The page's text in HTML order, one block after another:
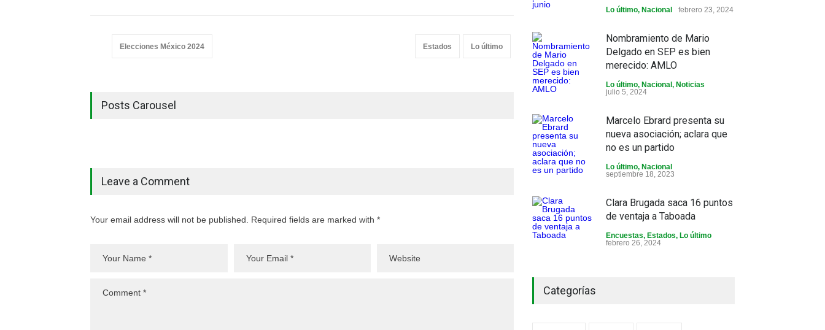
Elecciones México 2024 Estados Lo último
Posts Carousel
Leave a Comment
Your email address will not be published. Required fields are marked with *
Lo último, Nacional febrero 23, 2024
Nombramiento de Mario
Delgado en SEP es bien
merecido: AMLO
Lo último, Nacional , Noticias
julio 5, 2024
Marcelo Ebrard presenta su
nueva asociación; aclara que
no es un partido
Lo último, Nacional
septiembre 18, 2023
Clara Brugada saca 16 puntos
de ventaja a Taboada
Encuestas, Estados, Lo último
febrero 26, 2024
Categorías